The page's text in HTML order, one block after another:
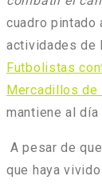
cuadro pintado
actividades de
Futbolistas
Mercadillos de
mantiene al día
A pesar de
que haya